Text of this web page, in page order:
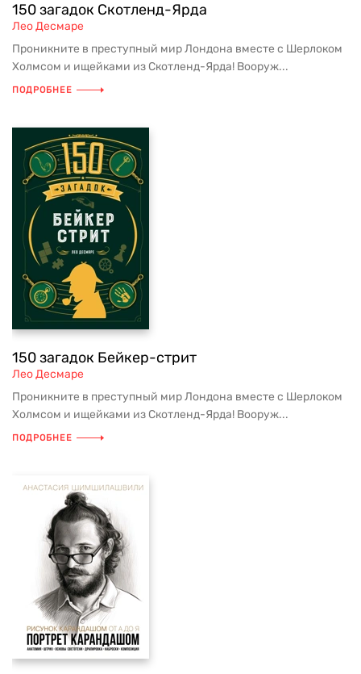
150 загадок Скотленд-Ярда
Лео Десмаре
Проникните в преступный мир Лондона вместе с Шерлоком
Холмсом и ищейками из Скотленд-Ярда! Вооруж...
ПОДРОБНЕЕ
150 загадок Бейкер-стрит
Лео Десмаре
Проникните в преступный мир Лондона вместе с Шерлоком
Холмсом и ищейками из Скотленд-Ярда! Вооруж...
ПОДРОБНЕЕ